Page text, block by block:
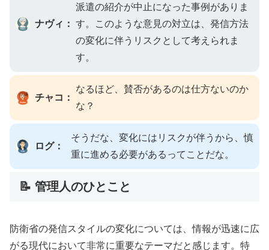
ナヴィ：
派遣の紹介が中止になった事例がありま
す。このような意見の対立は、発信方法
の変化に伴うリスクとして考えられま
す。
チャコ：
なるほど、賛否があるのは仕方ないのか
な？
ログ：
そうだな、変化にはリスクが伴うから、慎
重に進める必要があるってことだな。
📝 管理人のひとこと
防衛省の発信スタイルの変化については、情報が迅速に広
がる現代において非常に重要なテーマだと感じます。特